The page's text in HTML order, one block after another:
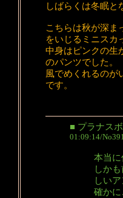
しばらくは冬眠と
こちらは秋が深ま
をいじるミニスカ
中身はピンクの生
のパンツでした。
風でめくれるのが
です。
■ プラナス
01:09:14/
本当
しか
しい
確かに